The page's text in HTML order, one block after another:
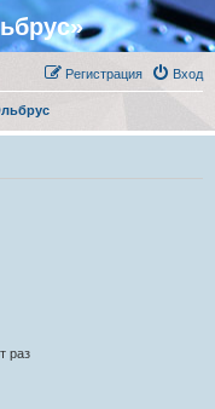
Вход
Регистрация
раз